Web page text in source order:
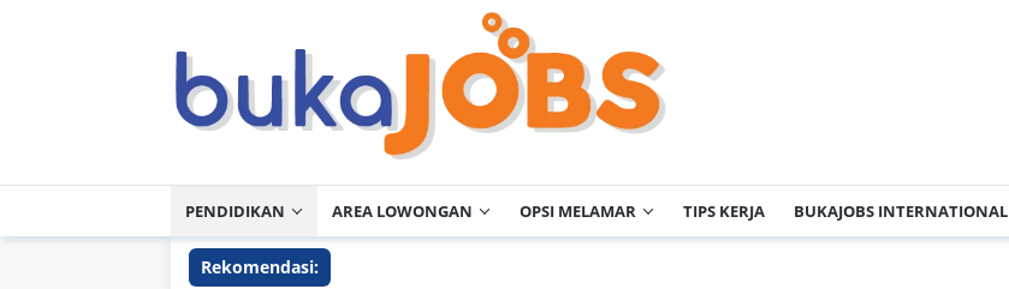
PENDIDIKAN AREA LOWONGAN OPSI MELAMAR TIPS KERJA BUKAJOBS INTERNATIONAL
Rekomendasi: